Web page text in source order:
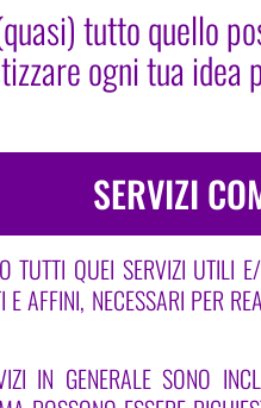
tutto quello
ogni tua
SERVIZI
TUTTI QUEI SERVIZI UTILI
E AFFINI, NECESSARI PER
IN GENERALE SONO